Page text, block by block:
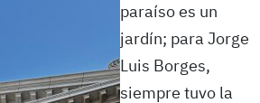
paraíso es un
jardín; para Jorge
Luis Borges,
siempre tuvo la